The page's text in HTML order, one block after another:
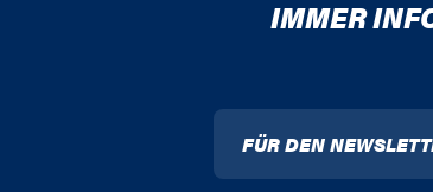
IMMER
FÜR DEN